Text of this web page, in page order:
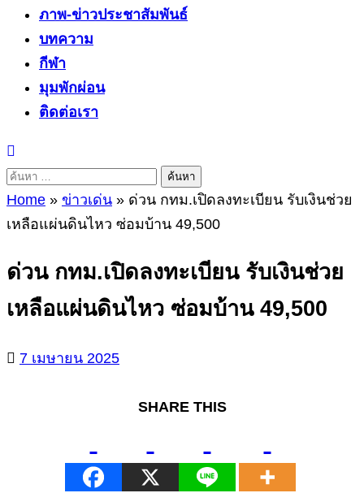
ภาพ-ข่าวประชาสัมพันธ์
บทความ
กีฬา
มุมพักผ่อน
ติดต่อเรา
ค้นหา
สำหรับ:
Home » ข่าวเด่น » ด่วน กทม.เปิดลงทะเบียน รับเงินช่วย
เหลือแผ่นดินไหว ซ่อมบ้าน 49,500
ด่วน กทม.เปิดลงทะเบียน รับเงินช่วย
เหลือแผ่นดินไหว ซ่อมบ้าน 49,500
7 เมษายน 2025
SHARE THIS